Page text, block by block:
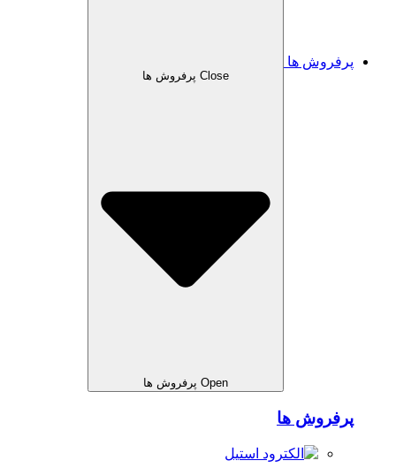
پرفروش ها
Close پرفروش ها
Open پرفروش ها
پرفروش ها